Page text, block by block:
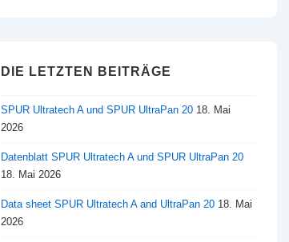
DIE LETZTEN BEITRÄGE
SPUR Ultratech A und SPUR UltraPan 20 18. Mai
2026
Datenblatt SPUR Ultratech A und SPUR UltraPan 20
18. Mai 2026
Data sheet SPUR Ultratech A and UltraPan 20 18. Mai
2026